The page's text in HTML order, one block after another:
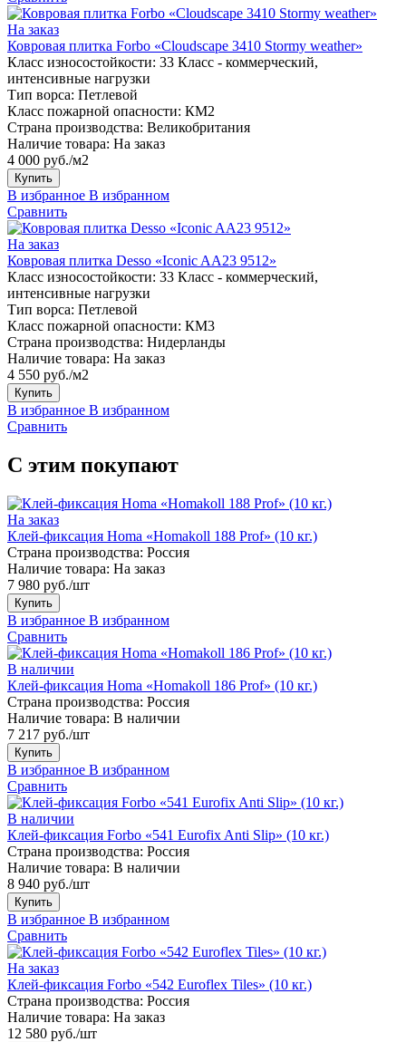
На заказ
Ковровая плитка Forbo «Cloudscape 3410 Stormy weather»
Класс износостойкости: 33 Класс - коммерческий,
интенсивные нагрузки
Тип ворса: Петлевой
Класс пожарной опасности: КМ2
Страна производства: Великобритания
Наличие товара: На заказ
4 000 руб./м2
Купить
В избранное В избранном
Сравнить
На заказ
Ковровая плитка Desso «Iconic AA23 9512»
Класс износостойкости: 33 Класс - коммерческий,
интенсивные нагрузки
Тип ворса: Петлевой
Класс пожарной опасности: КМ3
Страна производства: Нидерланды
Наличие товара: На заказ
4 550 руб./м2
Купить
В избранное В избранном
Сравнить
С этим покупают
На заказ
Клей-фиксация Homa «Homakoll 188 Prof» (10 кг.)
Страна производства: Россия
Наличие товара: На заказ
7 980 руб./шт
Купить
В избранное В избранном
Сравнить
В наличии
Клей-фиксация Homa «Homakoll 186 Prof» (10 кг.)
Страна производства: Россия
Наличие товара: В наличии
7 217 руб./шт
Купить
В избранное В избранном
Сравнить
В наличии
Клей-фиксация Forbo «541 Eurofix Anti Slip» (10 кг.)
Страна производства: Россия
Наличие товара: В наличии
8 940 руб./шт
Купить
В избранное В избранном
Сравнить
На заказ
Клей-фиксация Forbo «542 Euroflex Tiles» (10 кг.)
Страна производства: Россия
Наличие товара: На заказ
12 580 руб./шт